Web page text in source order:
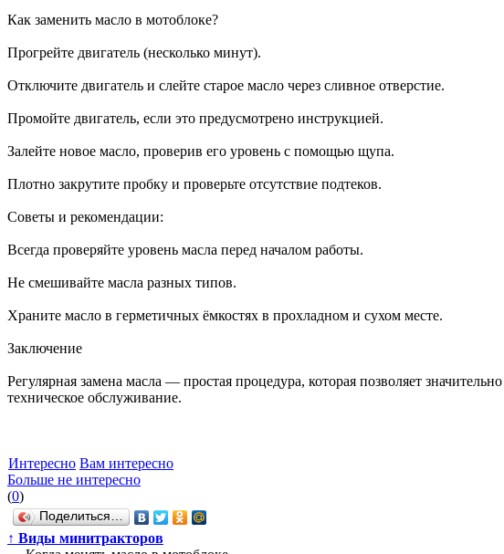
Как заменить масло в мотоблоке?
Прогрейте двигатель (несколько минут).
Отключите двигатель и слейте старое масло через сливное отверстие.
Промойте двигатель, если это предусмотрено инструкцией.
Залейте новое масло, проверив его уровень с помощью щупа.
Плотно закрутите пробку и проверьте отсутствие подтеков.
Советы и рекомендации:
Всегда проверяйте уровень масла перед началом работы.
Не смешивайте масла разных типов.
Храните масло в герметичных ёмкостях в прохладном и сухом месте.
Заключение
Регулярная замена масла — простая процедура, которая позволяет
техническое обслуживание.
Интересно Вам интересно
Больше не интересно
(0)
Поделиться…
↑ Виды минитракторов